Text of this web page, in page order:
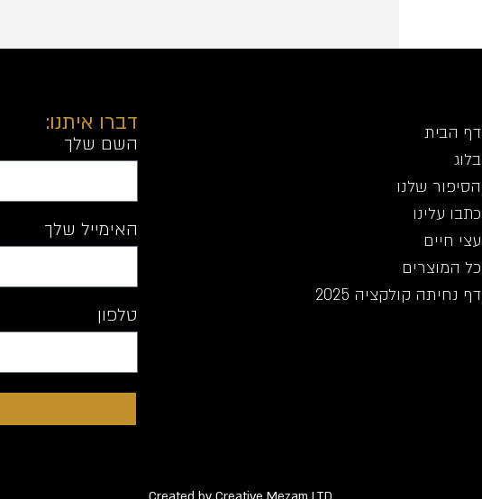
דף הבית
בלוג
הסיפור שלנו
כתבו עלינו
עצי חיים
כל המוצרים
דף נחיתה קולקציה 2025
דברו איתנו:
השם שלך
האימייל שלך
טלפון